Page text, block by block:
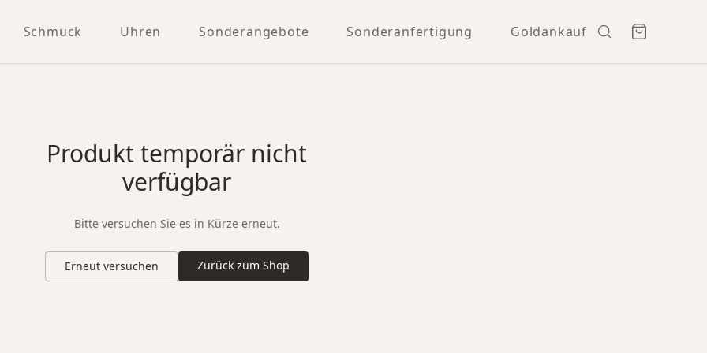
Schmuck Uhren Sonderangebote Sonderanfertigung Goldankauf
Produkt temporär nicht
verfügbar
Bitte versuchen Sie es in Kürze erneut.
Erneut versuchen Zurück zum Shop